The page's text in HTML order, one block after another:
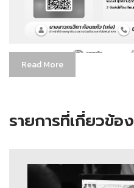
Read More
รายการที่เกี่ยวข้อง